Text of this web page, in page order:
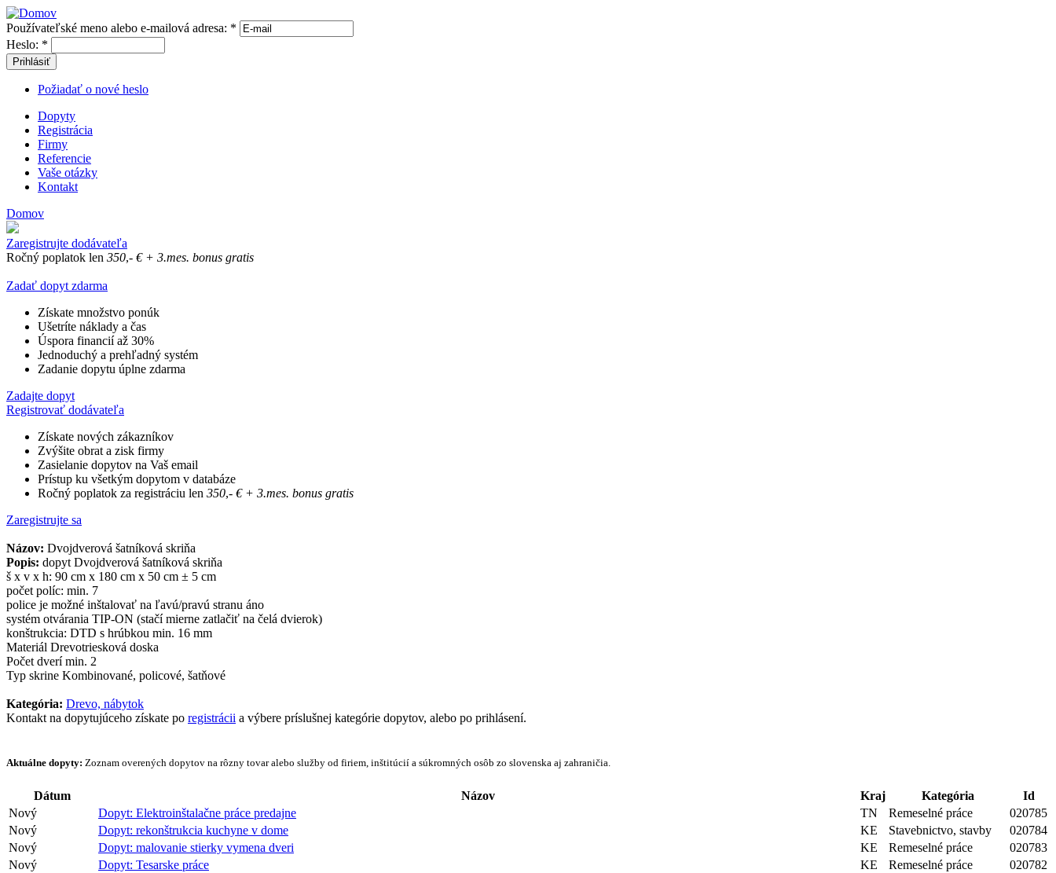
Používateľské meno alebo e-mailová adresa: *
Heslo: *
Prihlásiť
Požiadať o nové heslo
Dopyty
Registrácia
Firmy
Referencie
Vaše otázky
Kontakt
Domov
Zaregistrujte dodávateľa
Ročný poplatok len 350,- € + 3.mes. bonus gratis
Zadať dopyt zdarma
Získate množstvo ponúk
Ušetríte náklady a čas
Úspora financií až 30%
Jednoduchý a prehľadný systém
Zadanie dopytu úplne zdarma
Zadajte dopyt
Registrovať dodávateľa
Získate nových zákazníkov
Zvýšite obrat a zisk firmy
Zasielanie dopytov na Vaš email
Prístup ku všetkým dopytom v databáze
Ročný poplatok za registráciu len 350,- € + 3.mes. bonus gratis
Zaregistrujte sa
Názov: Dvojdverová šatníková skriňa
Popis: dopyt Dvojdverová šatníková skriňa
š x v x h: 90 cm x 180 cm x 50 cm ± 5 cm
počet políc: min. 7
police je možné inštalovať na ľavú/pravú stranu áno
systém otvárania TIP-ON (stačí mierne zatlačiť na čelá dvierok)
konštrukcia: DTD s hrúbkou min. 16 mm
Materiál Drevotriesková doska
Počet dverí min. 2
Typ skrine Kombinované, policové, šatňové
Kategória: Drevo, nábytok
Kontakt na dopytujúceho získate po registrácii a výbere príslušnej kategórie dopytov, alebo po prihlásení.
Aktuálne dopyty: Zoznam overených dopytov na rôzny tovar alebo služby od firiem, inštitúcií a súkromných osôb zo slovenska aj zahraničia.
Dátum Názov Kraj Kategória
Id
Nový
Dopyt: Elektroinštalačne práce predajne TN Remeselné práce
020785
Nový
Dopyt: rekonštrukcia kuchyne v dome KE Stavebnictvo, stavby
020784
Nový
Dopyt: malovanie stierky vymena dveri KE Remeselné práce
020783
Nový
Dopyt: Tesarske práce KE Remeselné práce
020782